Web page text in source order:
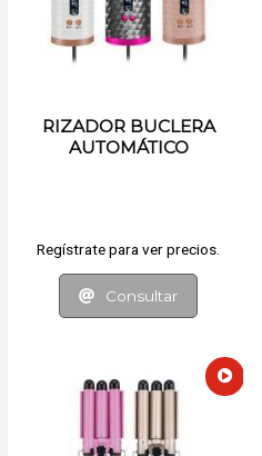
RIZADOR BUCLERA
AUTOMÁTICO
Regístrate para ver precios.
Consultar